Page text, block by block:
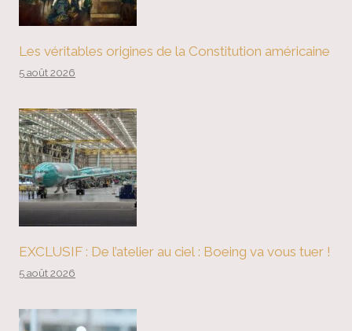
Les véritables origines de la Constitution américaine
5 août 2026
EXCLUSIF : De l’atelier au ciel : Boeing va vous tuer !
5 août 2026